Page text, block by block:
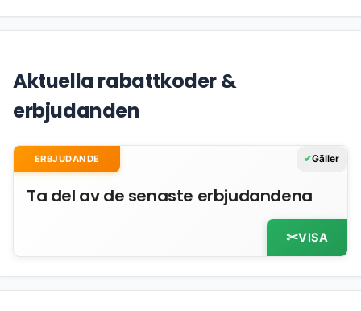
Aktuella rabattkoder &
erbjudanden
ERBJUDANDE Gäller
Ta del av de senaste erbjudandena
VISA